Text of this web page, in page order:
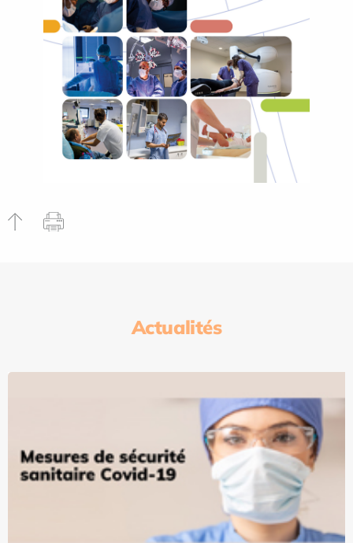
Actualités